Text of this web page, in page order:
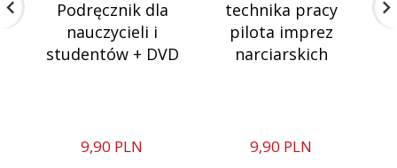
Podręcznik dla
nauczycieli i
studentów + DVD
9,90 PLN
technika pracy
pilota imprez
narciarskich
9,90 PLN